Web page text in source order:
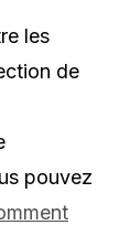
les
de
pouvez